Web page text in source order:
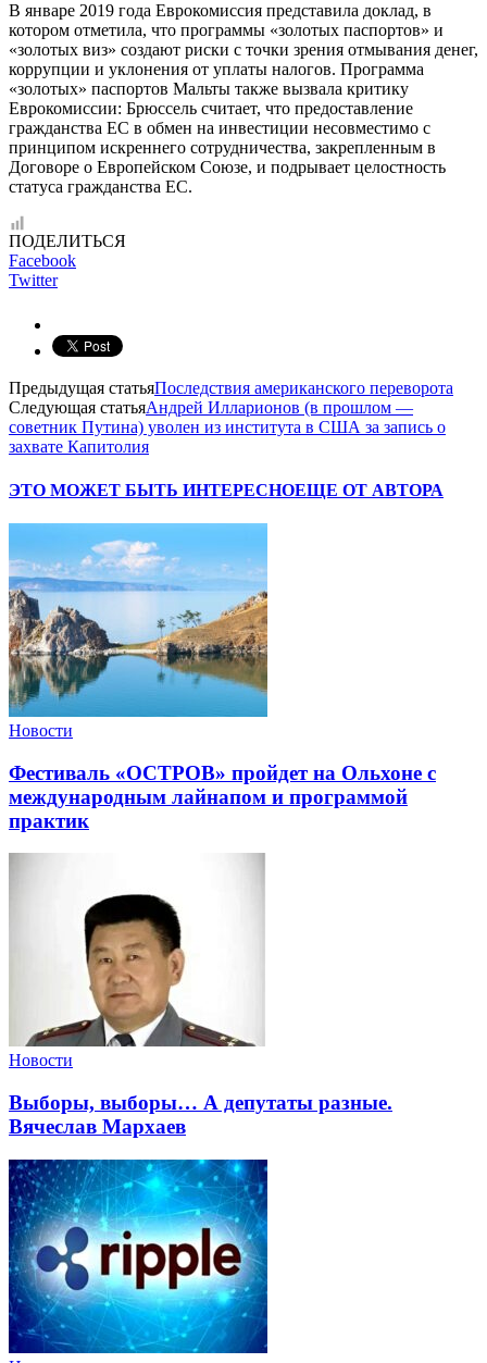
В январе 2019 года Еврокомиссия представила доклад, в
котором отметила, что программы «золотых паспортов» и
«золотых виз» создают риски с точки зрения отмывания денег,
коррупции и уклонения от уплаты налогов. Программа
«золотых» паспортов Мальты также вызвала критику
Еврокомиссии: Брюссель считает, что предоставление
гражданства ЕС в обмен на инвестиции несовместимо с
принципом искреннего сотрудничества, закрепленным в
Договоре о Европейском Союзе, и подрывает целостность
статуса гражданства ЕС.
ПОДЕЛИТЬСЯ
Facebook
Twitter
Предыдущая статьяПоследствия американского переворота
Следующая статьяАндрей Илларионов (в прошлом —
советник Путина) уволен из института в США за запись о
захвате Капитолия
ЭТО МОЖЕТ БЫТЬ ИНТЕРЕСНОЕЩЕ ОТ АВТОРА
Новости
Фестиваль «ОСТРОВ» пройдет на Ольхоне с
международным лайнапом и программой
практик
Новости
Выборы, выборы… А депутаты разные.
Вячеслав Мархаев